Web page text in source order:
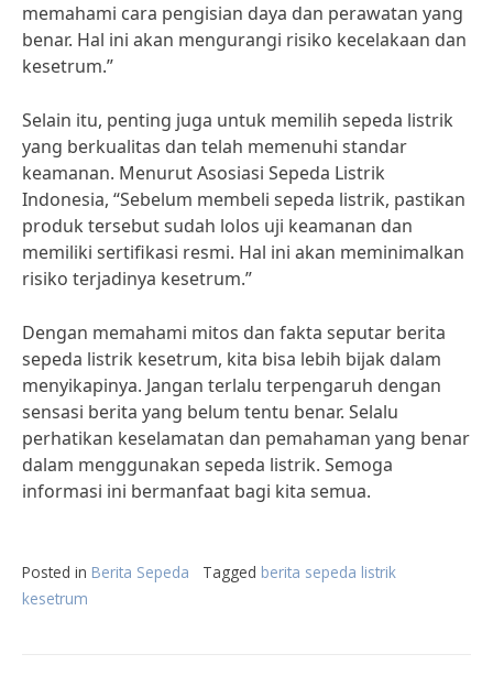
memahami cara pengisian daya dan perawatan yang
benar. Hal ini akan mengurangi risiko kecelakaan dan
kesetrum.”
Selain itu, penting juga untuk memilih sepeda listrik
yang berkualitas dan telah memenuhi standar
keamanan. Menurut Asosiasi Sepeda Listrik
Indonesia, “Sebelum membeli sepeda listrik, pastikan
produk tersebut sudah lolos uji keamanan dan
memiliki sertifikasi resmi. Hal ini akan meminimalkan
risiko terjadinya kesetrum.”
Dengan memahami mitos dan fakta seputar berita
sepeda listrik kesetrum, kita bisa lebih bijak dalam
menyikapinya. Jangan terlalu terpengaruh dengan
sensasi berita yang belum tentu benar. Selalu
perhatikan keselamatan dan pemahaman yang benar
dalam menggunakan sepeda listrik. Semoga
informasi ini bermanfaat bagi kita semua.
Posted in Berita Sepeda Tagged berita sepeda listrik
kesetrum